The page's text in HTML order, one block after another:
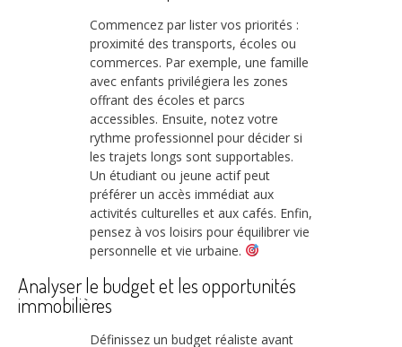
Commencez par lister vos priorités :
proximité des transports, écoles ou
commerces. Par exemple, une famille
avec enfants privilégiera les zones
offrant des écoles et parcs
accessibles. Ensuite, notez votre
rythme professionnel pour décider si
les trajets longs sont supportables.
Un étudiant ou jeune actif peut
préférer un accès immédiat aux
activités culturelles et aux cafés. Enfin,
pensez à vos loisirs pour équilibrer vie
personnelle et vie urbaine.
Analyser le budget et les opportunités
immobilières
Définissez un budget réaliste avant